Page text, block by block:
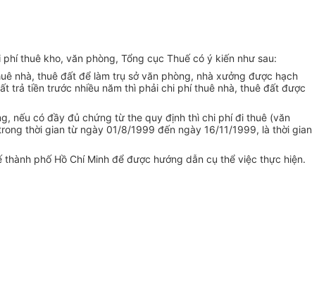
thuê kho, văn phòng, Tổng cục Thuế có ý kiến như sau:
nhà, thuê đất để làm trụ sở văn phòng, nhà xưởng được hạch
trả tiền trước nhiều năm thì phải chi phí thuê nhà, thuê đất được
nếu có đầy đủ chứng từ the quy định thì chi phí đi thuê (văn
thời gian từ ngày 01/8/1999 đến ngày 16/11/1999, là thời gian
phố Hồ Chí Minh để được hướng dẫn cụ thể việc thực hiện.